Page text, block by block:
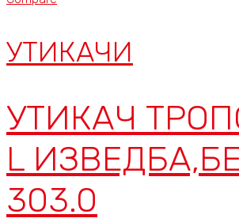
УТИКАЧИ
УТИКАЧ
L
303.0